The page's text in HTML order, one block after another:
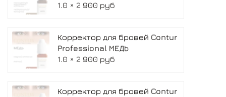
1.0 × 2 900 руб
Корректор для бровей Contur
Professional МЕДЬ
1.0 × 2 900 руб
Корректор для бровей Contur